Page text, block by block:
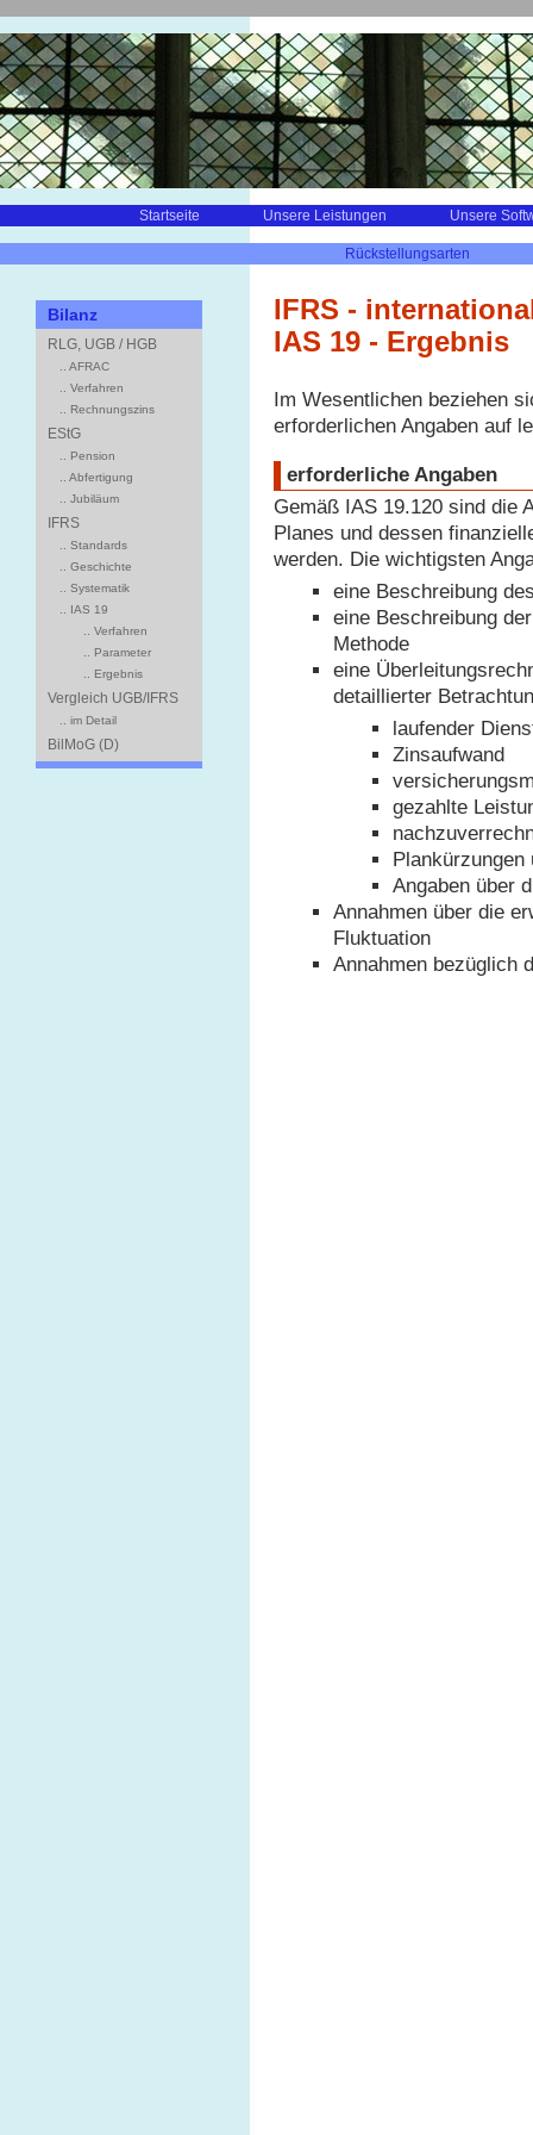
Startseite Unsere Leistungen Unsere
Rückstellungsarten
Bilanz
RLG, UGB / HGB
.. AFRAC
.. Verfahren
.. Rechnungszins
EStG
.. Pension
.. Abfertigung
.. Jubiläum
IFRS
.. Standards
.. Geschichte
.. Systematik
.. IAS 19
.. Verfahren
.. Parameter
.. Ergebnis
Vergleich UGB/IFRS
.. im Detail
BilMoG (D)
IFRS -
IAS 19 - Ergebnis
Im Wesentlichen beziehen
erforderlichen Angaben auf
erforderliche Angaben
Gemäß IAS 19.120 sind die
Planes und dessen
werden. Die wichtigsten
eine Beschreibung
eine Beschreibung
Methode
eine
detaillierter
laufender
Zinsaufwand
gezahlte
Plankürzungen
Angaben über
Annahmen über die
Fluktuation
Annahmen bezüglich